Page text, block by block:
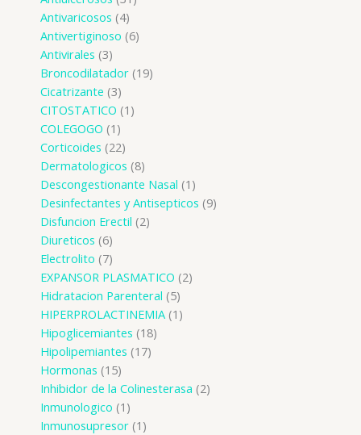
Antivaricosos 4
Antivertiginoso 6
Antivirales 3
Broncodilatador 19
Cicatrizante 3
CITOSTATICO 1
COLEGOGO 1
Corticoides 22
Dermatologicos 8
Descongestionante Nasal 1
Desinfectantes y Antisepticos 9
Disfuncion Erectil 2
Diureticos 6
Electrolito 7
EXPANSOR PLASMATICO 2
Hidratacion Parenteral 5
HIPERPROLACTINEMIA 1
Hipoglicemiantes 18
Hipolipemiantes 17
Hormonas 15
Inhibidor de la Colinesterasa 2
Inmunologico 1
Inmunosupresor 1